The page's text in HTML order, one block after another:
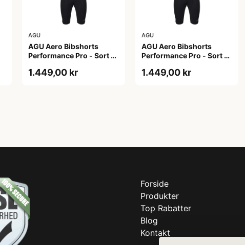
AGU
AGU Aero Bibshorts
Performance Pro - Sort -
1.449,00 kr
AGU
AGU Aero Bibshorts
Performance Pro - Sort -
1.449,00 kr
Forside
Produkter
Top Rabatter
Blog
Kontakt